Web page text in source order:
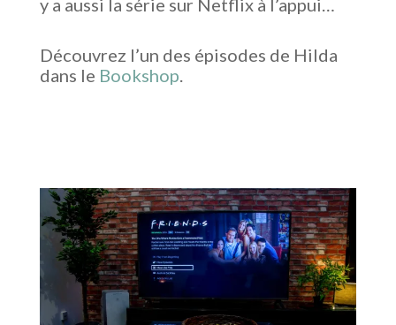
y a aussi la série sur Netflix à l’appui…
Découvrez l’un des épisodes de Hilda
dans le Bookshop.